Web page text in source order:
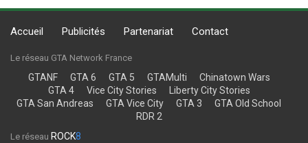
Accueil Publicités Partenariat Contact
Le réseau GTA Network France
GTANF GTA 6 GTA 5 GTAMulti
Chinatown Wars
GTA 4
Vice City Stories
Liberty City Stories
GTA San Andreas
GTA Vice City GTA 3
GTA Old School
RDR 2
Le réseau ROCK8